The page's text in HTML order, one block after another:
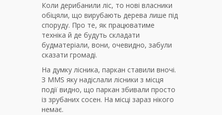
Коли дерибанили ліс, то нові власники
обіцяли, що вирубають дерева лише під
споруду. Про те, як працюватиме
техніка й де будуть складати
будматеріали, вони, очевидно, забули
сказати громаді.
На думку лісника, паркан ставили вночі.
З MMS яку надіслали лісники з місця
події видно, що паркан збивали просто
із зрубаних сосен. На місці зараз нікого
немає.